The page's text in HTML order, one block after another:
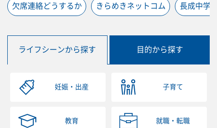
欠席連絡どうするか きらめきネットコム 長成中学
ライフシーンから探す 目的から探す
妊娠・出産 子育て
教育 就職・転職